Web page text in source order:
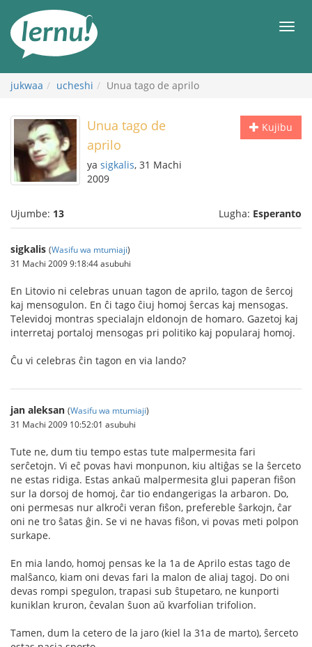
maudhui
jukwaa ucheshi Unua tago de aprilo
Kujibu
Unua tago de
aprilo
ya sigkalis, 31 Machi
2009
Ujumbe: 13 Lugha: Esperanto
sigkalis (Wasifu wa mtumiaji)
31 Machi 2009 9:18:44 asubuhi
En Litovio ni celebras unuan tagon de aprilo, tagon de ŝercoj
kaj mensogulon. En ĉi tago ĉiuj homoj ŝercas kaj mensogas.
Televidoj montras specialajn eldonojn de homaro. Gazetoj kaj
interretaj portaloj mensogas pri politiko kaj popularaj homoj.
Ĉu vi celebras ĉin tagon en via lando?
jan aleksan (Wasifu wa mtumiaji)
31 Machi 2009 10:52:01 asubuhi
Tute ne, dum tiu tempo estas tute malpermesita fari
serĉetojn. Vi eĉ povas havi monpunon, kiu altiĝas se la ŝerceto
ne estas ridiga. Estas ankaŭ malpermesita glui paperan fiŝon
sur la dorsoj de homoj, ĉar tio endangerigas la arbaron. Do,
oni permesas nur alkroĉi veran fiŝon, prefereble ŝarkojn, ĉar
oni ne tro ŝatas ĝin. Se vi ne havas fiŝon, vi povas meti polpon
surkape.
En mia lando, homoj pensas ke la 1a de Aprilo estas tago de
malŝanco, kiam oni devas fari la malon de aliaj tagoj. Do oni
devas rompi spegulon, trapasi sub ŝtupetaro, ne kunporti
kuniklan kruron, ĉevalan ŝuon aŭ kvarfolian trifolion.
Tamen, dum la cetero de la jaro (kiel la 31a de marto), ŝerceto